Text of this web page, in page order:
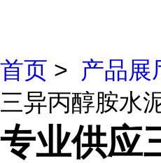
首页 > 产品展
三异丙醇胺水
专业供应